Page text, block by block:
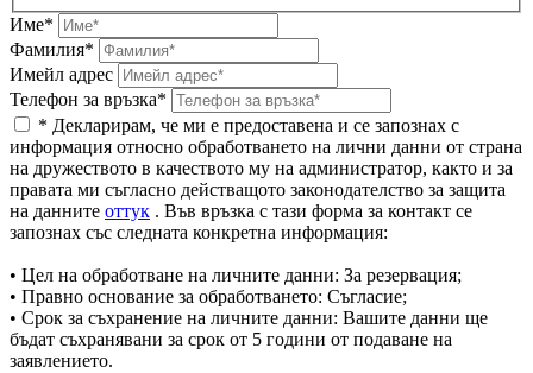
Име*
Фамилия*
Имейл адрес
Телефон за връзка*
* Декларирам, че ми е предоставена и се запознах с
информация относно обработването на лични данни от страна
на дружеството в качеството му на администратор, както и за
правата ми съгласно действащото законодателство за защита
на данните оттук . Във връзка с тази форма за контакт се
запознах със следната конкретна информация:
• Цел на обработване на личните данни: За резервация;
• Правно основание за обработването: Съгласие;
• Срок за съхранение на личните данни: Вашите данни ще
бъдат съхранявани за срок от 5 години от подаване на
заявлението.